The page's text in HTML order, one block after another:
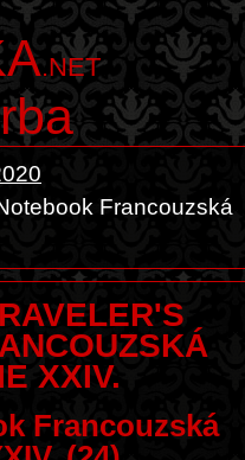
.NET
Francouzská
XXIV.
Francouzská